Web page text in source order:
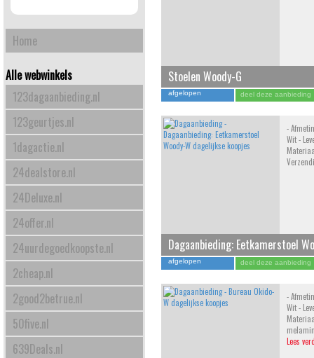
Home
Alle webwinkels
123dagaanbieding.nl
123geurtjes.nl
1dagactie.nl
24dealstore.nl
24Deluxe.nl
24offer.nl
24uurdegoedkoopste.nl
2cheap.nl
2good2betrue.nl
50five.nl
639Deals.nl
Stoelen Woody-G
afgelopen deel deze aanbieding
-
Wit -
Dagaanbieding: Eetkamerstoel
afgelopen deel deze aanbieding
-
Wit -
Lees